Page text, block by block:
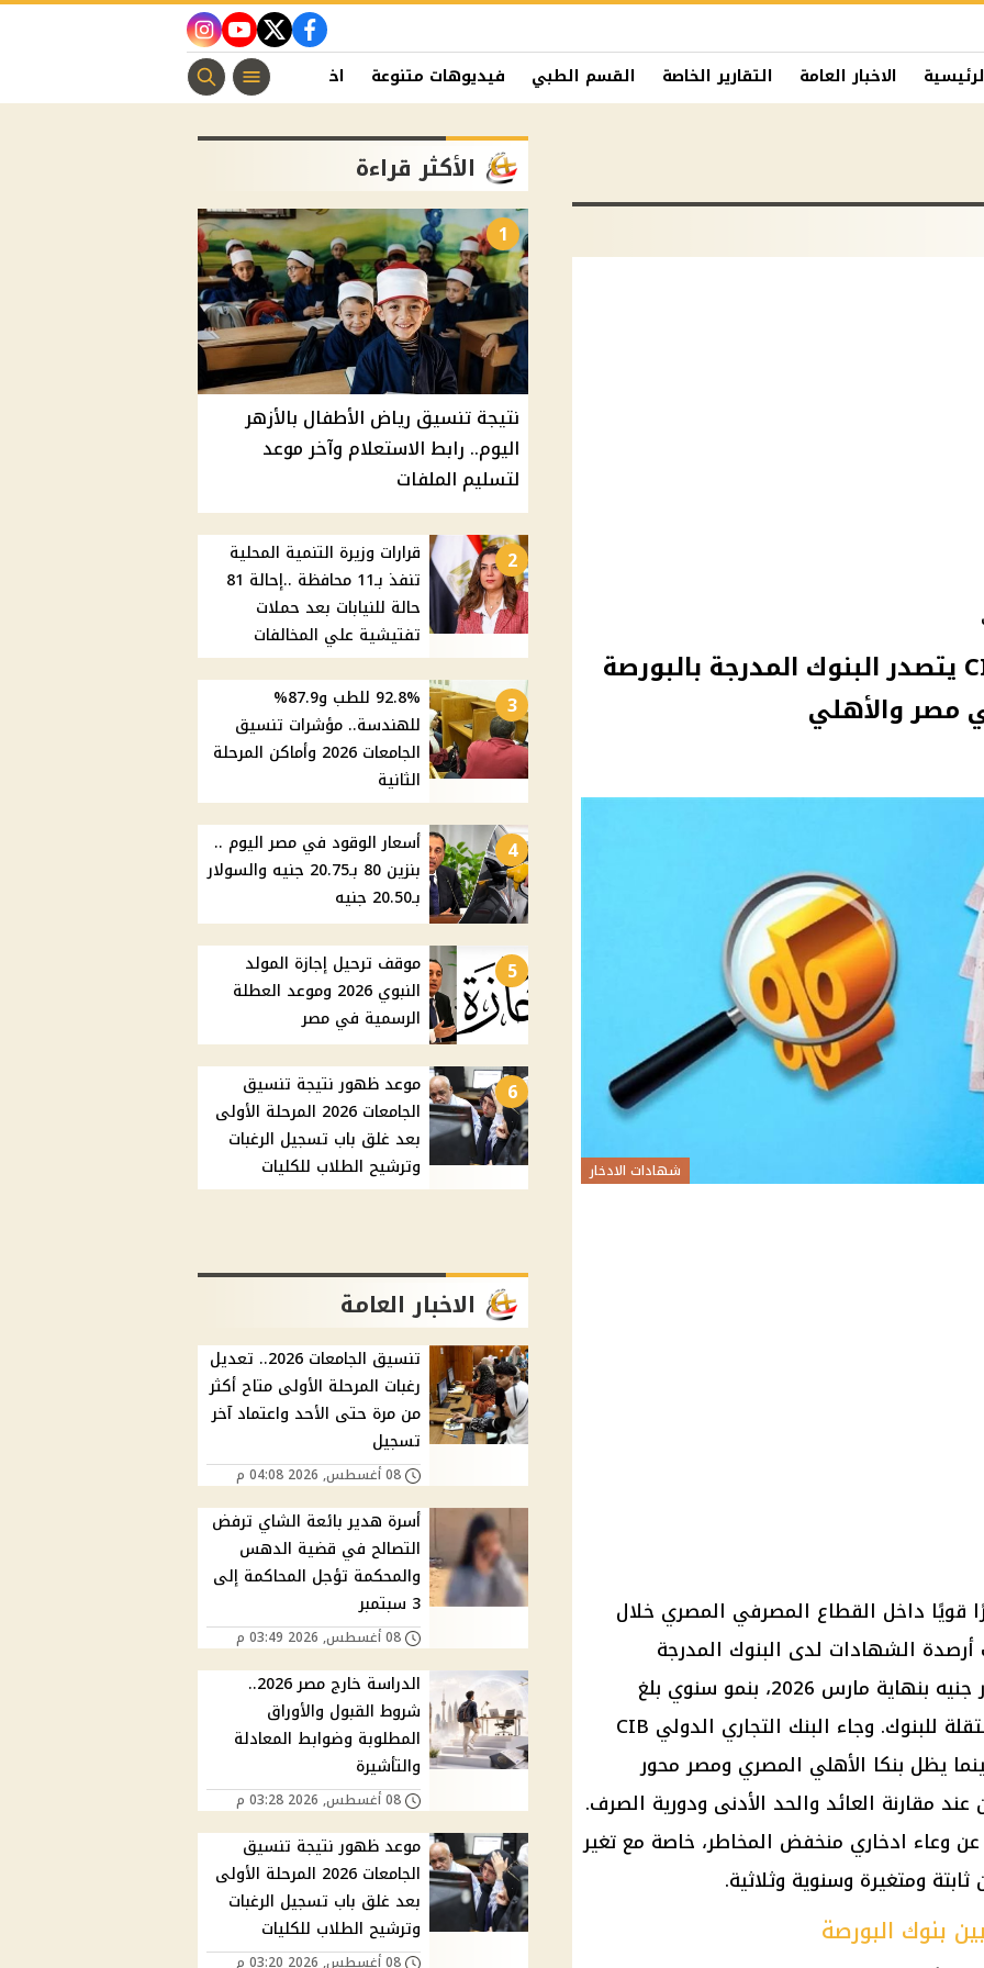
facebook
twitter
youtube
instagram
الاخبار العامة التقارير الخاصة القسم الطبي فيديوهات متنوعة اخبار الفن منوعات مسيحية
شهادات الادخار 2026.. CIB يتصدر البنوك المدرجة بالبورصة
مصر والأهلي
شهادات الادخار
الادخار 2026 حضورًا قويًا داخل القطاع المصرفي المصري خلال
أرصدة الشهادات لدى البنوك المدرجة
بالبورصة المصرية إلى 756.18 مليار جنيه بنهاية مارس 2026، بنمو سنوي بلغ
11.3%، وفق القوائم المالية المستقلة للبنوك. وجاء البنك التجاري الدولي CIB
يظل بنكا الأهلي المصري ومصر محور
مقارنة العائد والحد الأدنى ودورية الصرف.
وعاء ادخاري منخفض المخاطر، خاصة مع تغير
ومتغيرة وسنوية وثلاثية.
الأكثر قراءة
1
نتيجة تنسيق رياض الأطفال بالأزهر
اليوم.. رابط الاستعلام وآخر موعد
لتسليم الملفات
2
قرارات وزيرة التنمية المحلية
تنفذ بـ11 محافظة ..إحالة 81
حالة للنيابات بعد حملات
تفتيشية علي المخالفات
3
92.8% للطب و87.9%
للهندسة.. مؤشرات تنسيق
الجامعات 2026 وأماكن المرحلة
الثانية
4
أسعار الوقود في مصر اليوم ..
بنزين 80 بـ20.75 جنيه والسولار
بـ20.50 جنيه
5
موقف ترحيل إجازة المولد
النبوي 2026 وموعد العطلة
الرسمية في مصر
6
موعد ظهور نتيجة تنسيق
الجامعات 2026 المرحلة الأولى
بعد غلق باب تسجيل الرغبات
وترشيح الطلاب للكليات
الاخبار العامة
تنسيق الجامعات 2026.. تعديل
رغبات المرحلة الأولى متاح أكثر
من مرة حتى الأحد واعتماد آخر
تسجيل
08 أغسطس, 2026 04:08 م
أسرة هدير بائعة الشاي ترفض
التصالح في قضية الدهس
والمحكمة تؤجل المحاكمة إلى
3 سبتمبر
08 أغسطس, 2026 03:49 م
الدراسة خارج مصر 2026..
شروط القبول والأوراق
المطلوبة وضوابط المعادلة
والتأشيرة
08 أغسطس, 2026 03:28 م
موعد ظهور نتيجة تنسيق
الجامعات 2026 المرحلة الأولى
بعد غلق باب تسجيل الرغبات
وترشيح الطلاب للكليات
08 أغسطس, 2026 03:20 م